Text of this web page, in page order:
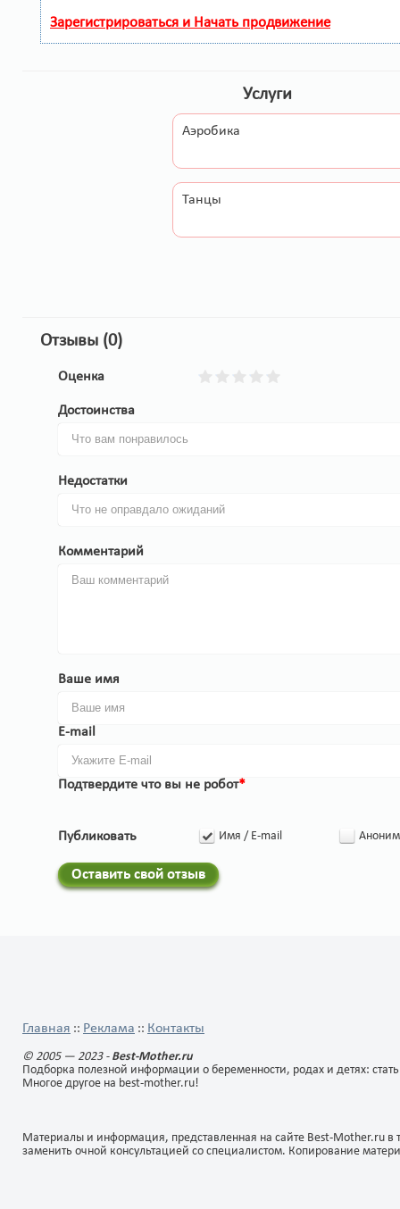
Зарегистрироваться и Начать продвижение
Услуги
Аэробика
Танцы
Отзывы (0)
Оценка
Достоинства
Недостатки
Комментарий
Ваше имя
E-mail
Подтвердите что вы не робот*
Публиковать Имя / E-mail
Оставить свой отзыв
Главная :: Реклама :: Контакты
© 2005 — 2023 - Best-Mother.ru
Подборка полезной информации о беременности, родах и детях:
Многое другое на best-mother.ru!
Материалы и информация, представленная на сайте Best-Mother.ru
заменить очной консультацией со специалистом. Копирование